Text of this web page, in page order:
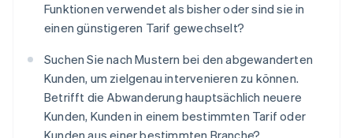
Funktionen verwendet als bisher oder sind sie in
einen günstigeren Tarif gewechselt?
Suchen Sie nach Mustern bei den abgewanderten
Kunden, um zielgenau intervenieren zu können.
Betrifft die Abwanderung hauptsächlich neuere
Kunden, Kunden in einem bestimmten Tarif oder